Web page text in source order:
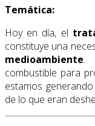
Temática:
Hoy en día, el
constituye una
medioambiente.
combustible para
estamos
de lo que eran